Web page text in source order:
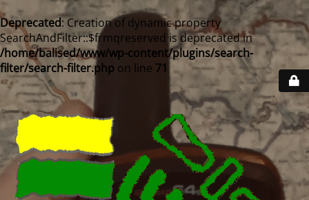
Deprecated: Creation of dynamic property
SearchAndFilter::$frmqreserved is deprecated in
/home/balised/www/wp-content/plugins/search-
filter/search-filter.php on line 71